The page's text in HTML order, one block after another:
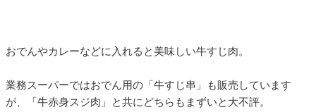
おでんやカレーなどに入れると美味しい牛すじ肉。
業務スーパーではおでん用の「牛すじ串」も販売しています
が、「牛赤身スジ肉」と共にどちらもまずいと大不評。